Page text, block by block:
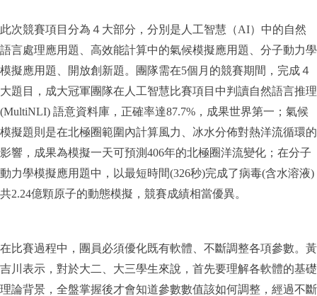
此次競賽項目分為４大部分，分別是人工智慧（AI）中的自然
語言處理應用題、高效能計算中的氣候模擬應用題、分子動力學
模擬應用題、開放創新題。團隊需在5個月的競賽期間，完成４
大題目，成大冠軍團隊在人工智慧比賽項目中判讀自然語言推理
(MultiNLI) 語意資料庫，正確率達87.7%，成果世界第一；氣候
模擬題則是在北極圈範圍內計算風力、冰水分佈對熱洋流循環的
影響，成果為模擬一天可預測406年的北極圈洋流變化；在分子
動力學模擬應用題中，以最短時間(326秒)完成了病毒(含水溶液)
共2.24億顆原子的動態模擬，競賽成績相當優異。
在比賽過程中，團員必須優化既有軟體、不斷調整各項參數。黃
吉川表示，對於大二、大三學生來說，首先要理解各軟體的基礎
理論背景，全盤掌握後才會知道參數數值該如何調整，經過不斷